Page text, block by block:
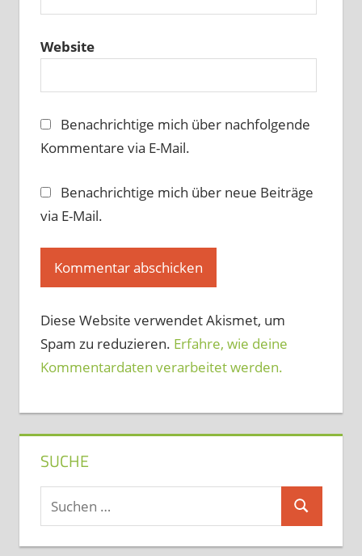
Website
Benachrichtige mich über nachfolgende
Kommentare via E-Mail.
Benachrichtige mich über neue Beiträge
via E-Mail.
Diese Website verwendet Akismet, um
Spam zu reduzieren. Erfahre, wie deine
Kommentardaten verarbeitet werden.
SUCHE
Suchen
nach:
Suchen